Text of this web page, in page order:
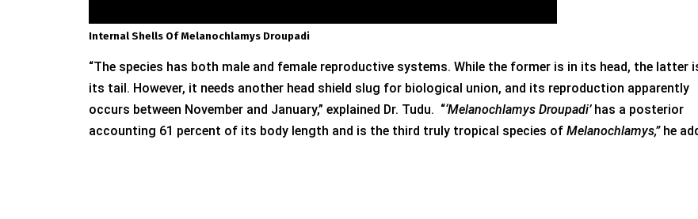
Internal Shells Of Melanochlamys Droupadi
“The species has both male and female reproductive systems. While the former is in its head, the latter
its tail. However, it needs another head shield slug for biological union, and its reproduction apparently
occurs between November and January,” explained Dr. Tudu. “‘Melanochlamys Droupadi’ has a posterior
accounting 61 percent of its body length and is the third truly tropical species of Melanochlamys,” he